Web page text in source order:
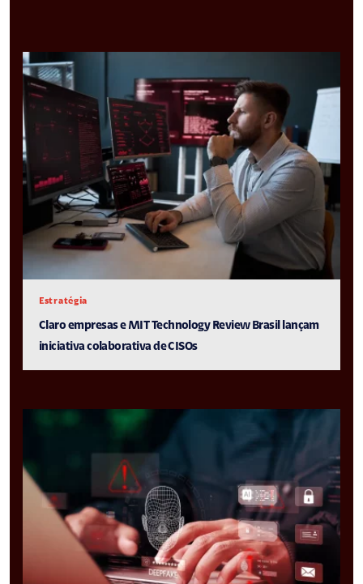
Estratégia
Claro empresas e MIT Technology Review Brasil lançam
iniciativa colaborativa de CISOs